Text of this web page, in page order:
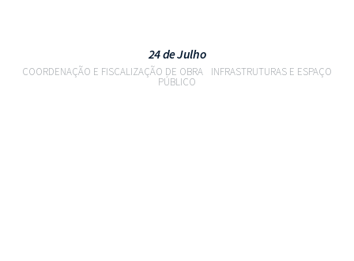
24 de Julho
COORDENAÇÃO E FISCALIZAÇÃO DE OBRA INFRASTRUTURAS E ESPAÇO
PÚBLICO